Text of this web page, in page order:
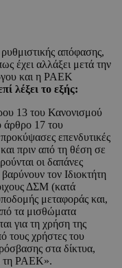
απόφασης,
έχει αλλάξει μετά την
και η ΡΑΕΚ
λέξει το εξής:
13 του Κανονισμού
άρθρο 17 του
επενδυτικές
πριν από τη θέση σε
οι δαπάνες
τον Ιδιοκτήτη
ΔΣΜ (κατά
μεταφοράς και,
τα μισθώματα
για τη χρήση της
τους χρήστες του
στα δίκτυα,
τη ΡΑΕΚ».